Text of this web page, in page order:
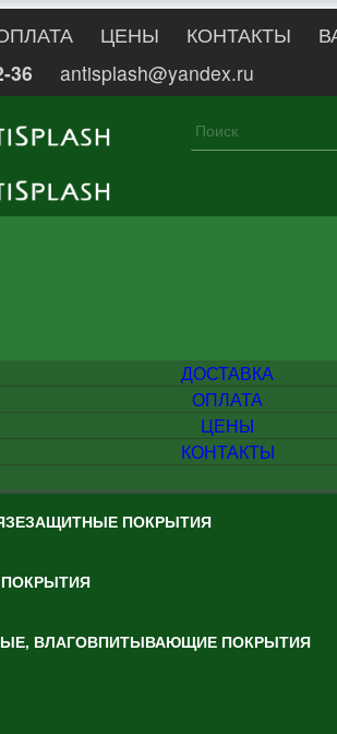
ЦЕНЫ КОНТАКТЫ
36
antisplash@yandex.ru
ДОСТАВКА
ОПЛАТА
ЦЕНЫ
КОНТАКТЫ
ПОКРЫТИЯ
ВЛАГОВПИТЫВАЮЩИЕ ПОКРЫТИЯ